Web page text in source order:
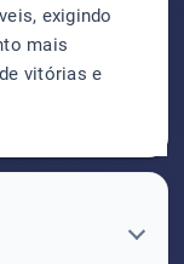
exigindo
mais
vitórias e